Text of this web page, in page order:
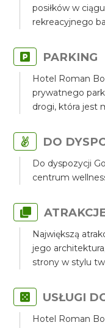
posiłków w
rekreacyjnego
PARKING
Hotel Roman
prywatnego
drogi, która jest
DO
Do dyspozycji
centrum
Największą
jego
strony w stylu
USŁUGI
Hotel Roman